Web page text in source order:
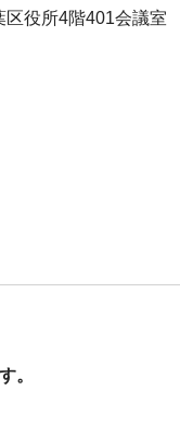
区役所4階401会議室
。